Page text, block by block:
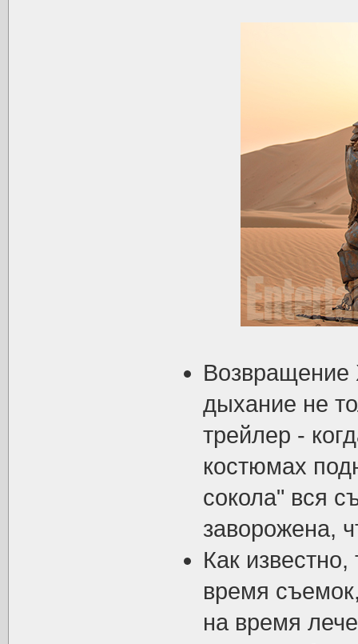
Возвращение
дыхание не
трейлер -
костюмах
сокола" вся
заворожена,
Как
время
на время